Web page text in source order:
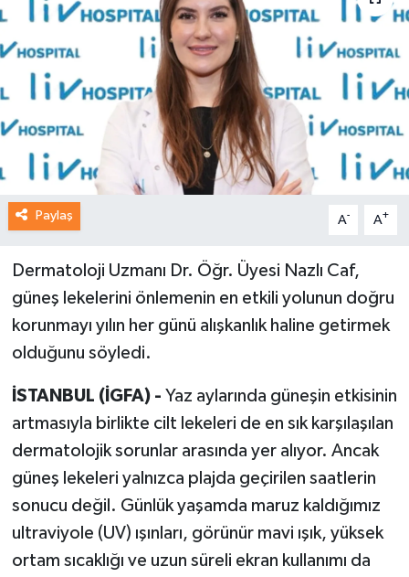
Paylaş A- A+
Dermatoloji Uzmanı Dr. Öğr. Üyesi Nazlı Caf,
güneş lekelerini önlemenin en etkili yolunun doğru
korunmayı yılın her günü alışkanlık haline getirmek
olduğunu söyledi.
İSTANBUL (İGFA) - Yaz aylarında güneşin etkisinin
artmasıyla birlikte cilt lekeleri de en sık karşılaşılan
dermatolojik sorunlar arasında yer alıyor. Ancak
güneş lekeleri yalnızca plajda geçirilen saatlerin
sonucu değil. Günlük yaşamda maruz kaldığımız
ultraviyole (UV) ışınları, görünür mavi ışık, yüksek
ortam sıcaklığı ve uzun süreli ekran kullanımı da
MAGAZİN
SPOR